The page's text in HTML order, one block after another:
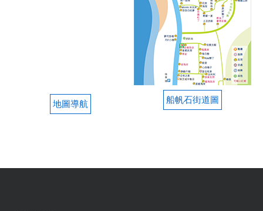
地圖導航 船帆石街道圖